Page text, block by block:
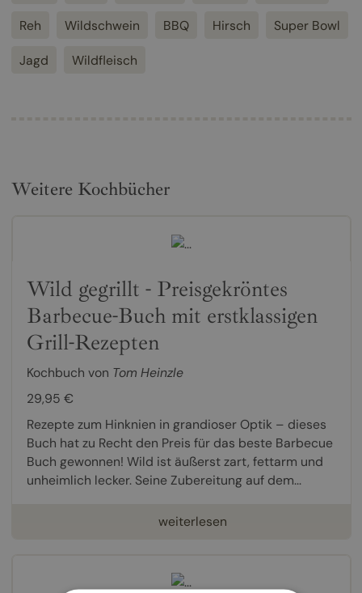
Reh Wildschwein BBQ Hirsch Super Bowl
Jagd Wildfleisch
Weitere Kochbücher
Wild gegrillt - Preisgekröntes
Barbecue-Buch mit erstklassigen
Grill-Rezepten
Kochbuch von Tom Heinzle
29,95 €
Rezepte zum Hinknien in grandioser Optik – dieses
Buch hat zu Recht den Preis für das beste Barbecue
Buch gewonnen! Wild ist äußerst zart, fettarm und
unheimlich lecker. Seine Zubereitung auf dem...
weiterlesen